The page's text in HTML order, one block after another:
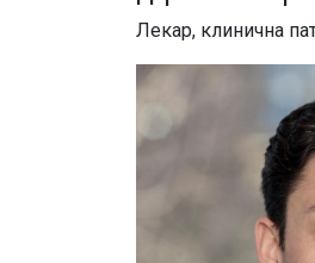
Лекар, клинична